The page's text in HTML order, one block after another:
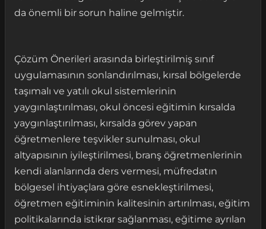
da önemli bir sorun haline gelmiştir.
Çözüm Önerileri arasında birleştirilmiş sınıf
uygulamasının sonlandırılması, kırsal bölgelerde
taşımalı ve yatılı okul sistemlerinin
yaygınlaştırılması, okul öncesi eğitimin kırsalda
yaygınlaştırılması, kırsalda görev yapan
öğretmenlere teşvikler sunulması, okul
altyapısının iyileştirilmesi, branş öğretmenlerinin
kendi alanlarında ders vermesi, müfredatın
bölgesel ihtiyaçlara göre esnekleştirilmesi,
öğretmen eğitiminin kalitesinin artırılması, eğitim
politikalarında istikrar sağlanması, eğitime ayrılan